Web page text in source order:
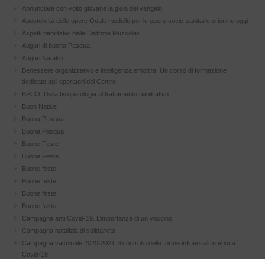
Annunciare con volto giovane la gioia del vangelo
Apostolicità delle opere Quale modello per le opere socio-sanitarie orionine oggi
Aspetti riabilitativi delle Distrofie Muscolari
Auguri di buona Pasqua
Auguri Natalizi
Benessere organizzativo e intelligenza emotiva. Un corso di formazione
dedicato agli operatori del Centro.
BPCO: Dalla fisiopatologia al trattamento riabilitativo
Buon Natale
Buona Pasqua
Buona Pasqua
Buone Feste
Buone Feste
Buone feste
Buone feste
Buone feste
Buone feste!
Campagna anti Covid-19. L’importanza di un vaccino
Campagna natalizia di solidarietà
Campagna vaccinale 2020-2021: il controllo delle forme influenzali in epoca
Covid-19